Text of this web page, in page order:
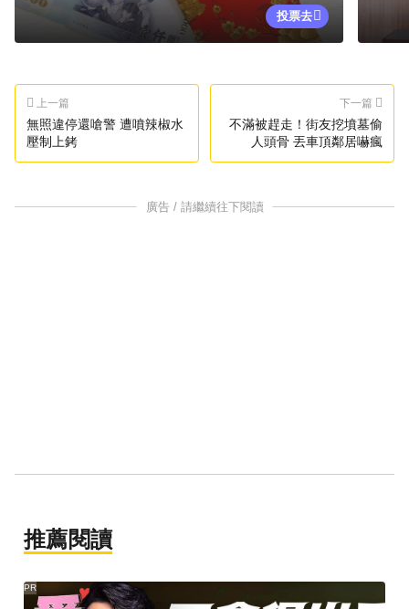
投票去
上一篇
無照違停還嗆警 遭噴辣椒水
壓制上銬
下一篇
不滿被趕走！街友挖墳墓偷
人頭骨 丟車頂鄰居嚇瘋
廣告 / 請繼續往下閱讀
推薦閱讀
PR